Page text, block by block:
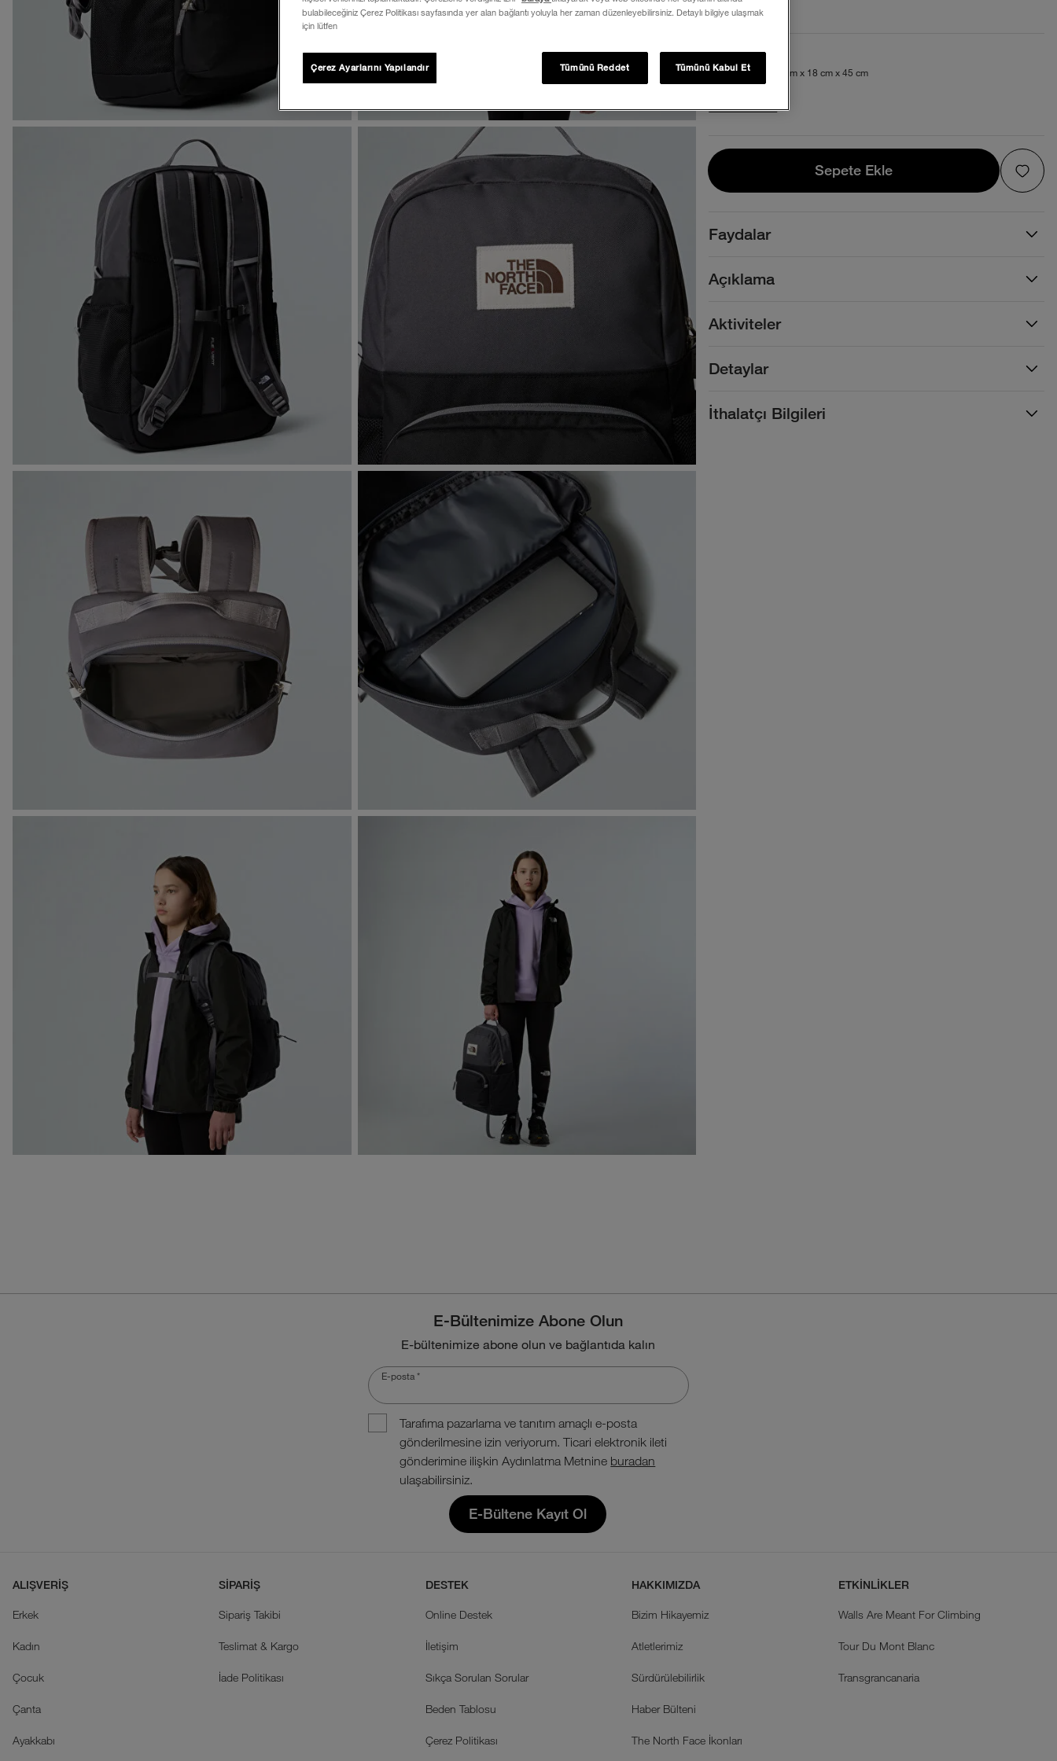
Beden ve Kalıp
Geniş. 27 litre. 31 cm x 18 cm x 45 cm
Beden Tablosu
Sepete Ekle
Sepete Ekle
Açıklama
Detaylar
Aktiviteler
Faydalar
İthalatçı Bilgileri
E-Bültenimize Abone Olun
E-bültenimize abone olun ve bağlantıda kalın
E-posta *
Tarafıma pazarlama ve tanıtım amaçlı e-posta
gönderilmesine izin veriyorum. Ticari elektronik ileti
gönderimine ilişkin Aydınlatma Metnine buradan
ulaşabilirsiniz.
E-Bültene Kayıt Ol
ALIŞVERİŞ
Erkek
Kadın
Çocuk
Çanta
Ayakkabı
SİPARİŞ
Sipariş Takibi
Teslimat & Kargo
İade Politikası
DESTEK
Online Destek
İletişim
Sıkça Sorulan Sorular
Beden Tablosu
Çerez Politikası
HAKKIMIZDA
Bizim Hikayemiz
Atletlerimiz
Sürdürülebilirlik
Haber Bülteni
The North Face İkonları
ETKİNLİKLER
Walls Are Meant For Climbing
Tour Du Mont Blanc
Transgrancanaria
bulabileceğiniz Çerez Politikası sayfasında yer alan bağlantı yoluyla her zaman düzenleyebilirsiniz. Detaylı bilgiye ulaşmak
için lütfen
Tümünü Reddet Tümünü Kabul Et
Çerez Ayarlarını Yapılandır